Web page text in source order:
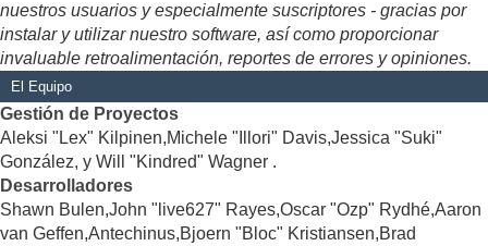
nuestros usuarios y especialmente suscriptores - gracias por
instalar y utilizar nuestro software, así como proporcionar
invaluable retroalimentación, reportes de errores y opiniones.
El Equipo
Gestión de Proyectos
Aleksi "Lex" Kilpinen,Michele "Illori" Davis,Jessica "Suki"
González, y Will "Kindred" Wagner .
Desarrolladores
Shawn Bulen,John "live627" Rayes,Oscar "Ozp" Rydhé,Aaron
van Geffen,Antechinus,Bjoern "Bloc" Kristiansen,Brad